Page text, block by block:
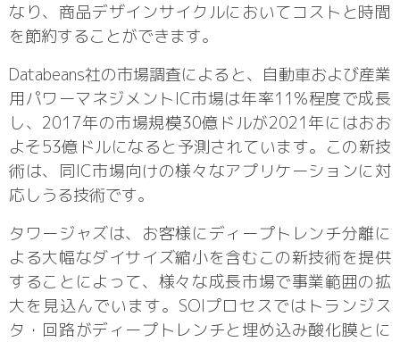
なり、商品デザインサイクルにおいてコストと時間
を節約することができます。
Databeans社の市場調査によると、自動車および産業
用パワーマネジメントIC市場は年率11%程度で成長
し、2017年の市場規模30億ドルが2021年にはおお
よそ53億ドルになると予測されています。この新技
術は、同IC市場向けの様々なアプリケーションに対
応しうる技術です。
タワージャズは、お客様にディープトレンチ分離に
よる大幅なダイサイズ縮小を含むこの新技術を提供
することによって、様々な成長市場で事業範囲の拡
大を見込んでいます。SOIプロセスではトランジス
タ・回路がディープトレンチと埋め込み酸化膜とに